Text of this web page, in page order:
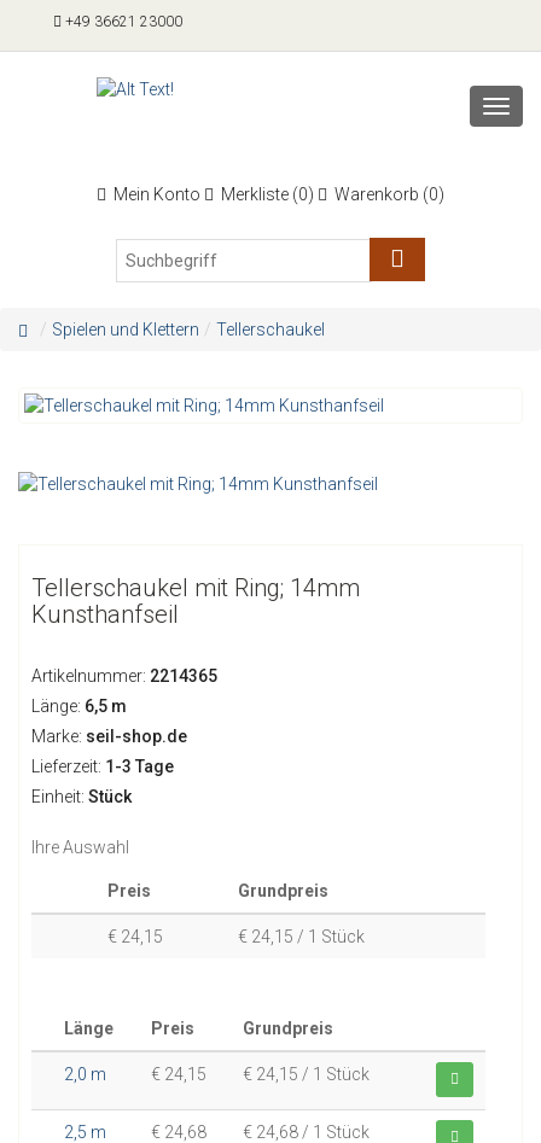
+49 36621 23000
Mein Konto Merkliste (0) Warenkorb (0)
Spielen und Klettern Tellerschaukel
Tellerschaukel mit Ring; 14mm
Kunsthanfseil
Artikelnummer: 2214365
Länge: 6,5 m
Marke: seil-shop.de
Lieferzeit: 1-3 Tage
Einheit: Stück
Ihre Auswahl
Preis Grundpreis
€ 24,15 € 24,15 / 1 Stück
Länge Preis Grundpreis
2,0 m € 24,15 € 24,15 / 1 Stück
2,5 m € 24,68 € 24,68 / 1 Stück